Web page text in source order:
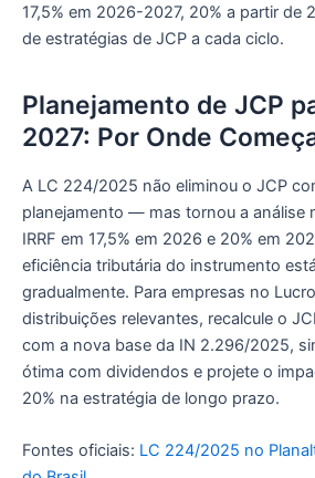
17,5% em 2026-2027, 20% a partir
de estratégias de JCP a cada ciclo.
Planejamento de JCP
2027: Por Onde
A LC 224/2025 não eliminou o JCP
planejamento — mas tornou a análise
IRRF em 17,5% em 2026 e 20% em
eficiência tributária do instrumento
gradualmente. Para empresas no
distribuições relevantes, recalcule o
com a nova base da IN 2.296/2025,
ótima com dividendos e projete o
20% na estratégia de longo prazo.
Fontes oficiais: LC 224/2025 no